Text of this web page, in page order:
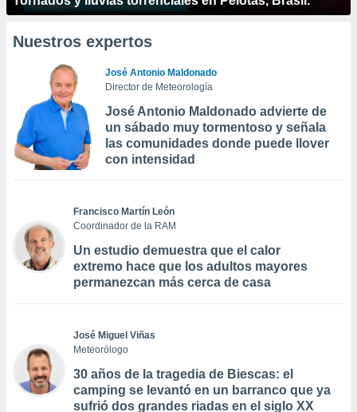
Nuestros expertos
José Antonio Maldonado
Director de Meteorología
José Antonio Maldonado advierte de
un sábado muy tormentoso y señala
las comunidades donde puede llover
con intensidad
Francisco Martín León
Coordinador de la RAM
Un estudio demuestra que el calor
extremo hace que los adultos mayores
permanezcan más cerca de casa
José Miguel Viñas
Meteorólogo
30 años de la tragedia de Biescas: el
camping se levantó en un barranco que ya
sufrió dos grandes riadas en el siglo XX